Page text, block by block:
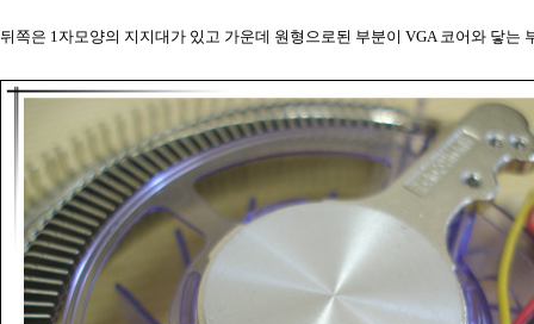
뒤쪽은 1자모양의 지지대가 있고 가운데 원형으로된 부분이 VGA 코어와 닿는